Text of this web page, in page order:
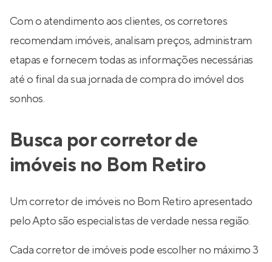
Com o atendimento aos clientes, os corretores
recomendam imóveis, analisam preços, administram
etapas e fornecem todas as informações necessárias
até o final da sua jornada de compra do imóvel dos
sonhos.
Busca por corretor de
imóveis no Bom Retiro
Um corretor de imóveis no Bom Retiro apresentado
pelo Apto são especialistas de verdade nessa região.
Cada corretor de imóveis pode escolher no máximo 3